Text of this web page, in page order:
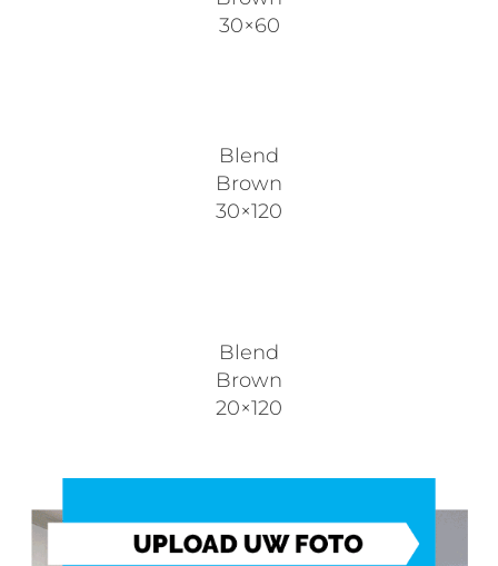
30×60
Blend
Brown
30×120
Blend
Brown
20×120